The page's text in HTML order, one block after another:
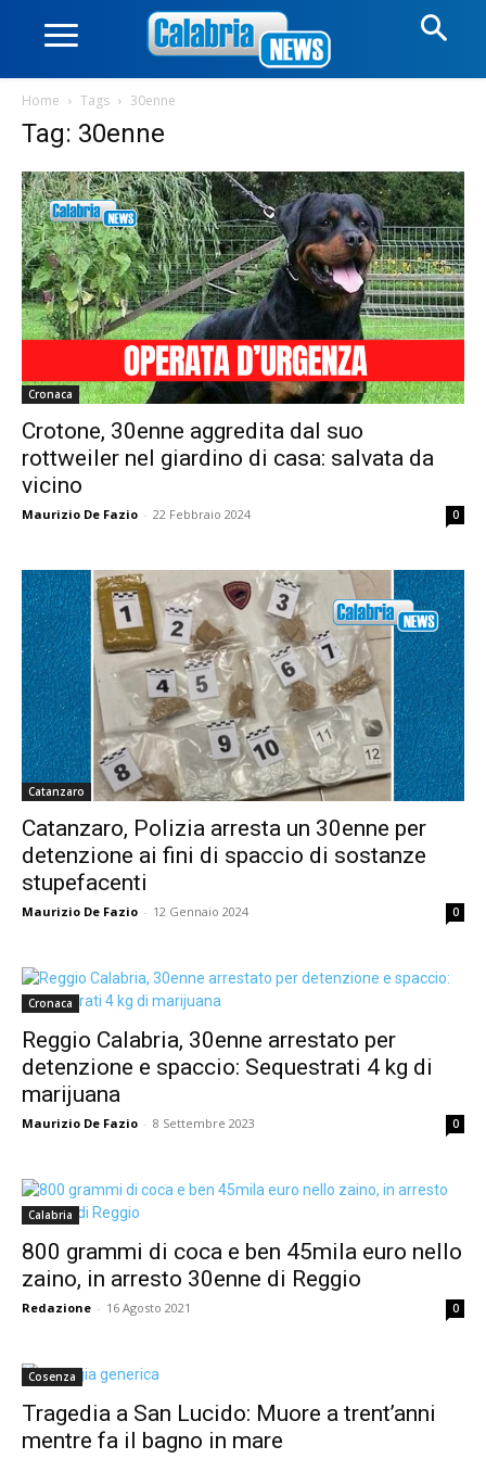
Home Tags 30enne
Tag: 30enne
Cronaca
Crotone, 30enne aggredita dal suo
rottweiler nel giardino di casa: salvata da
vicino
Maurizio De Fazio - 22 Febbraio 2024 0
Catanzaro
Catanzaro, Polizia arresta un 30enne per
detenzione ai fini di spaccio di sostanze
stupefacenti
Maurizio De Fazio - 12 Gennaio 2024 0
Cronaca
Reggio Calabria, 30enne arrestato per
detenzione e spaccio: Sequestrati 4 kg di
marijuana
Maurizio De Fazio - 8 Settembre 2023 0
Calabria
800 grammi di coca e ben 45mila euro nello
zaino, in arresto 30enne di Reggio
Redazione - 16 Agosto 2021 0
Cosenza
Tragedia a San Lucido: Muore a trent’anni
mentre fa il bagno in mare